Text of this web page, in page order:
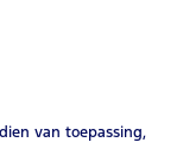
van toepassing,